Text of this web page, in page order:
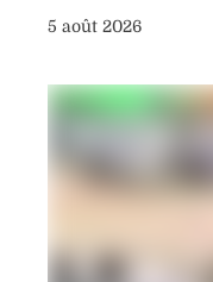
5 août 2026